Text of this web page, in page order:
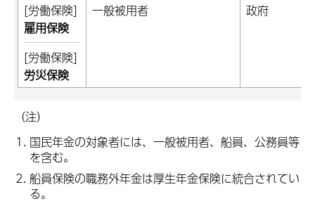
[労働保険]
雇用保険
[労働保険]
労災保険
一般被用者 政府
（注）
国民年金の対象者には、一般被用者、船員、公務員等
を含む。
船員保険の職務外年金は厚生年金保険に統合されてい
る。